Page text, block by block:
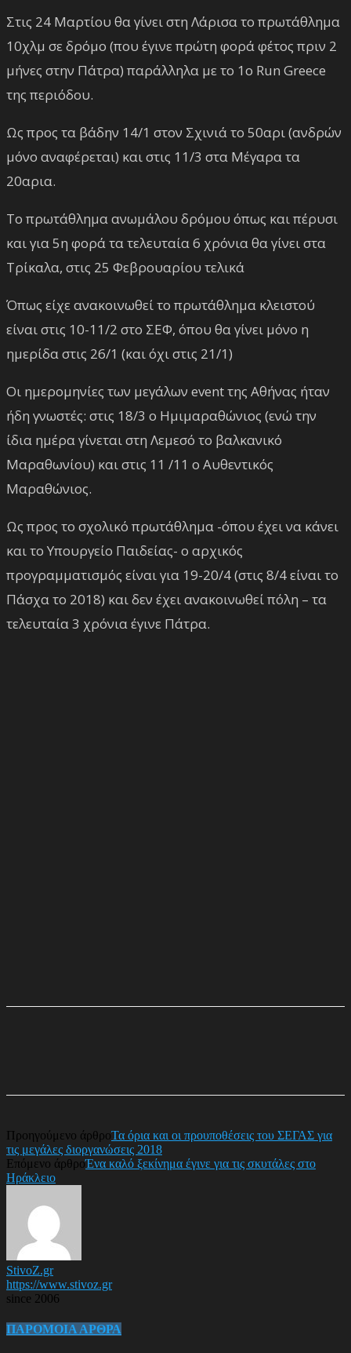
Στις 24 Μαρτίου θα γίνει στη Λάρισα το πρωτάθλημα
10χλμ σε δρόμο (που έγινε πρώτη φορά φέτος πριν 2
μήνες στην Πάτρα) παράλληλα με το 1o Run Greece
της περιόδου.
Ως προς τα βάδην 14/1 στον Σχινιά το 50αρι (ανδρών
μόνο αναφέρεται) και στις 11/3 στα Μέγαρα τα
20αρια.
Το πρωτάθλημα ανωμάλου δρόμου όπως και πέρυσι
και για 5η φορά τα τελευταία 6 χρόνια θα γίνει στα
Τρίκαλα, στις 25 Φεβρουαρίου τελικά
Όπως είχε ανακοινωθεί το πρωτάθλημα κλειστού
είναι στις 10-11/2 στο ΣΕΦ, όπου θα γίνει μόνο η
ημερίδα στις 26/1 (και όχι στις 21/1)
Οι ημερομηνίες των μεγάλων event της Αθήνας ήταν
ήδη γνωστές: στις 18/3 ο Ημιμαραθώνιος (ενώ την
ίδια ημέρα γίνεται στη Λεμεσό το βαλκανικό
Μαραθωνίου) και στις 11 /11 ο Αυθεντικός
Μαραθώνιος.
Ως προς το σχολικό πρωτάθλημα -όπου έχει να κάνει
και το Υπουργείο Παιδείας- ο αρχικός
προγραμματισμός είναι για 19-20/4 (στις 8/4 είναι το
Πάσχα το 2018) και δεν έχει ανακοινωθεί πόλη – τα
τελευταία 3 χρόνια έγινε Πάτρα.
Προηγούμενο άρθροΤα όρια και οι προυποθέσεις του ΣΕΓΑΣ για
τις μεγάλες διοργανώσεις 2018
Επόμενο άρθροΈνα καλό ξεκίνημα έγινε για τις σκυτάλες στο
Ηράκλειο
StivoZ.gr
https://www.stivoz.gr
since 2006
ΠΑΡΟΜΟΙΑ ΑΡΘΡΑ